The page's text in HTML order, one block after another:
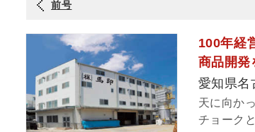
前号
100年経
商品開発
愛知県
天に向か
チョーク